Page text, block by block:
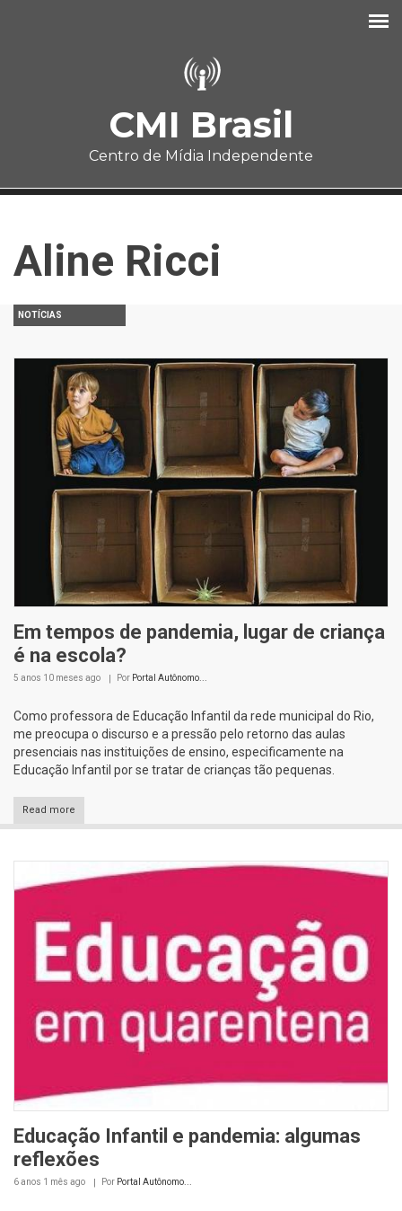
CMI Brasil
Centro de Mídia Independente
Aline Ricci
NOTÍCIAS
Em tempos de pandemia, lugar de criança
é na escola?
5 anos 10 meses ago Por Portal Autônomo...
Como professora de Educação Infantil da rede municipal do Rio,
me preocupa o discurso e a pressão pelo retorno das aulas
presenciais nas instituições de ensino, especificamente na
Educação Infantil por se tratar de crianças tão pequenas.
Read more
Educação Infantil e pandemia: algumas
reflexões
6 anos 1 mês ago Por Portal Autônomo...